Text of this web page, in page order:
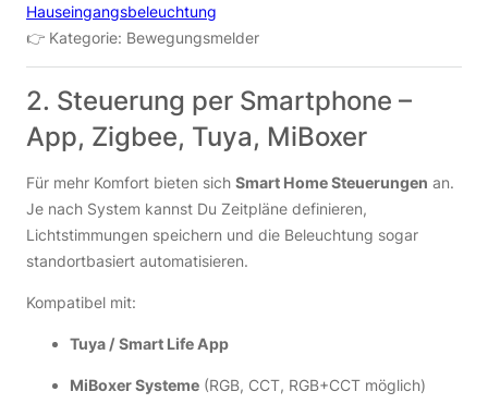
Hauseingangsbeleuchtung
👉 Kategorie: Bewegungsmelder
2. Steuerung per Smartphone –
App, Zigbee, Tuya, MiBoxer
Für mehr Komfort bieten sich Smart Home Steuerungen an.
Je nach System kannst Du Zeitpläne definieren,
Lichtstimmungen speichern und die Beleuchtung sogar
standortbasiert automatisieren.
Kompatibel mit:
Tuya / Smart Life App
MiBoxer Systeme (RGB, CCT, RGB+CCT möglich)